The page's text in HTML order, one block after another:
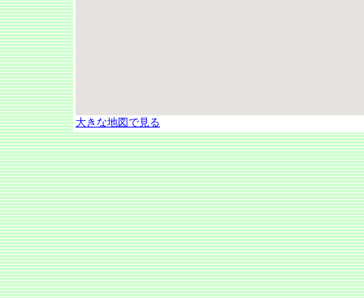
大きな地図で見る